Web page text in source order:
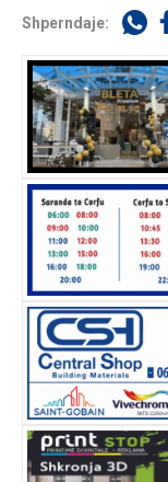
Shperndaje: